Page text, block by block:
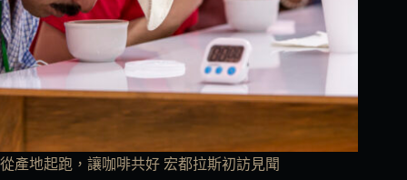
從產地起跑，讓咖啡共好 宏都拉斯初訪見聞